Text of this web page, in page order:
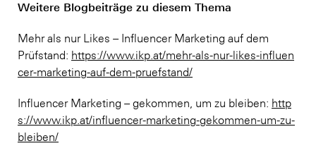
Weitere Blogbeiträge zu diesem Thema
Mehr als nur Likes – Influencer Marketing auf dem
Prüfstand: https://www.ikp.at/mehr-als-nur-likes-influen
cer-marketing-auf-dem-pruefstand/
Influencer Marketing – gekommen, um zu bleiben: http
s://www.ikp.at/influencer-marketing-gekommen-um-zu-
bleiben/